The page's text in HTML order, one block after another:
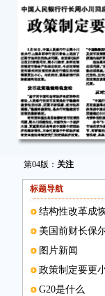
第04版： 关注
标题导航
结构性改革成
美国前财长保
图片新闻
政策制定要更
G20是什么